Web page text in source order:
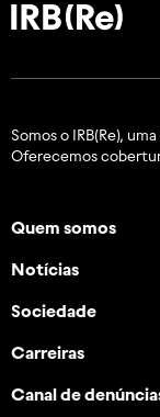
Somos o IRB(Re),
Oferecemos
Quem somos
Notícias
Sociedade
Carreiras
Canal de